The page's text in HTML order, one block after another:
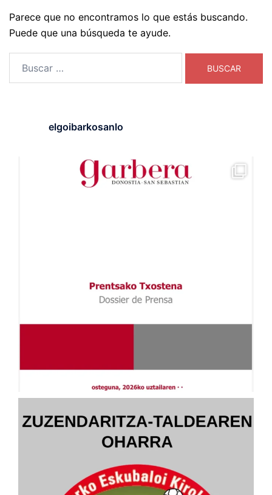
Parece que no encontramos lo que estás buscando.
Puede que una búsqueda te ayude.
elgoibarkosanlo